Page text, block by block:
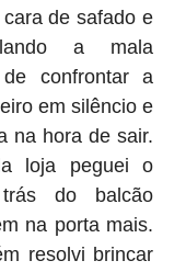
de safado e
a mala
confrontar a
em silêncio e
na hora de sair.
loja peguei o
do balcão
na porta mais.
resolvi brincar